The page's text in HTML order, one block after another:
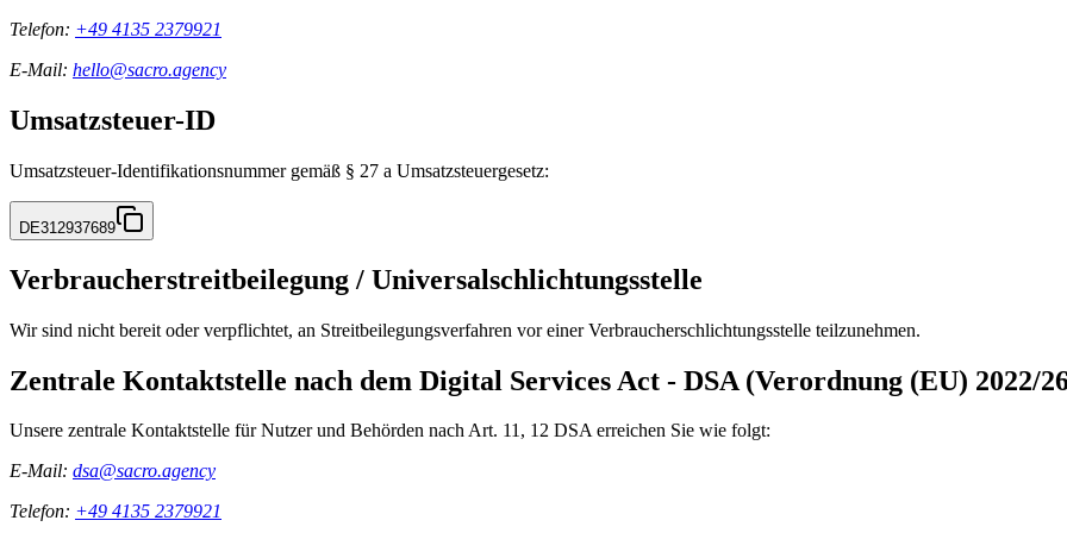
Telefon: +49 4135 2379921
E-Mail: hello@sacro.agency
Umsatzsteuer-ID
Umsatzsteuer-Identifikationsnummer gemäß § 27 a Umsatzsteuergesetz:
DE312937689
Verbraucherstreitbeilegung / Universalschlichtungsstelle
Wir sind nicht bereit oder verpflichtet, an Streitbeilegungsverfahren vor einer Verbraucherschlichtungsstelle teilzunehmen.
Zentrale Kontaktstelle nach dem Digital Services Act - DSA (Verordnung (EU) 2022/
Unsere zentrale Kontaktstelle für Nutzer und Behörden nach Art. 11, 12 DSA erreichen Sie wie folgt:
E-Mail: dsa@sacro.agency
Telefon: +49 4135 2379921